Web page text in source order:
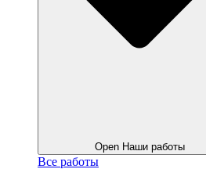
Open Наши работы
Все работы